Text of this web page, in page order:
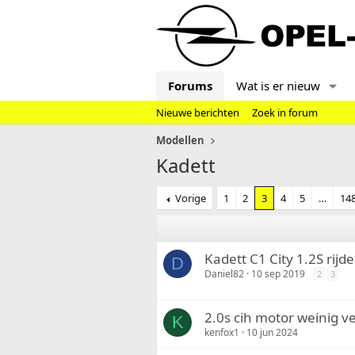
Forums Wat is er nieuw
Nieuwe berichten
Zoek in forum
Modellen
Kadett
Vorige 1 2 3 4 5 …
D Kadett C1 City 1.2S
Daniel82 10 sep 2019 2 3
K 2.0s cih motor weinig
kenfox1 10 jun 2024